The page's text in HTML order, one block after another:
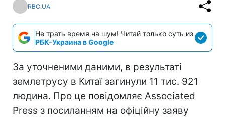
RBC.UA
Не трать время на шум! Читай только суть из
РБК-Украина в Google
За уточненими даними, в результаті
землетрусу в Китаї загинули 11 тис. 921
людина. Про це повідомляє Associated
Press з посиланням на офіційну заяву